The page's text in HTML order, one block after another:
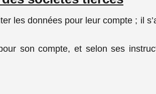
les données pour leur compte ; il
son compte, et selon ses